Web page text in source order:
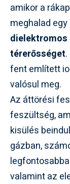
amikor a
meghalad
térerősséget
fent említett
valósul meg.
Az áttörési
feszültség,
kisülés
gázban,
valamint az